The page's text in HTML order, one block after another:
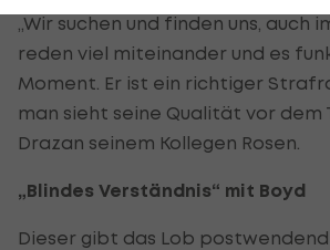
„Wir suchen und finden uns, auch
reden viel miteinander und es
Moment. Er ist ein richtiger
man sieht seine Qualität vor dem
Drazan seinem Kollegen Rosen.
„Blindes Verständnis“ mit Boyd
Dieser gibt das Lob postwendend